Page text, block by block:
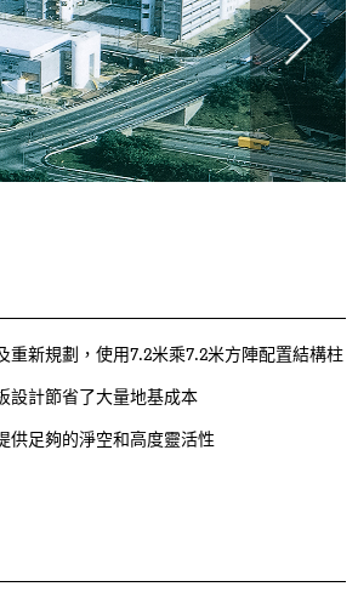
重新規劃，使用7.2米乘7.2米方陣配置結構柱
設計節省了大量地基成本
供足夠的淨空和高度靈活性